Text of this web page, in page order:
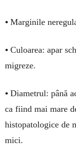
• Marginile
• Culoarea: apar
migreze.
• Diametrul: până
ca fiind mai mare
histopatologice de
mici.